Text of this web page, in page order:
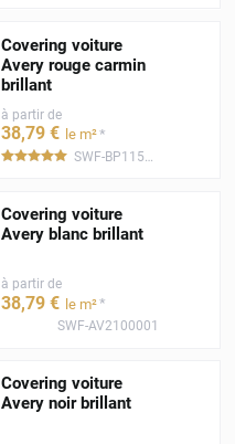
Covering voiture
Avery rouge carmin
brillant
à partir de
38,79 € le m²*
***** SWF-BP1150001
Covering voiture
Avery blanc brillant
à partir de
38,79 € le m²*
SWF-AV2100001
Covering voiture
Avery noir brillant